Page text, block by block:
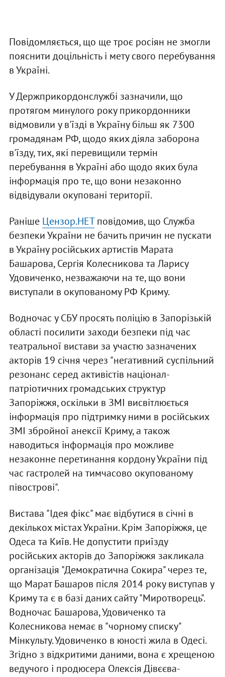
Повідомляється, що ще троє росіян не змогли
пояснити доцільність і мету свого перебування
в Україні.
У Держприкордонслужбі зазначили, що
протягом минулого року прикордонники
відмовили у в'їзді в Україну більш як 7300
громадянам РФ, щодо яких діяла заборона
в'їзду, тих, які перевищили термін
перебування в Україні або щодо яких була
інформація про те, що вони незаконно
відвідували окуповані території.
Раніше Цензор.НЕТповідомив, що Служба
безпеки України не бачить причин не пускати
в Україну російських артистів Марата
Башарова, Сергія Колесникова та Ларису
Удовиченко, незважаючи на те, що вони
виступали в окупованому РФ Криму.
Водночас у СБУ просять поліцію в Запорізькій
області посилити заходи безпеки під час
театральної вистави за участю зазначених
акторів 19 січня через "негативний суспільний
резонанс серед активістів націонал-
патріотичних громадських структур
Запоріжжя, оскільки в ЗМІ висвітлюється
інформація про підтримку ними в російських
ЗМІ збройної анексії Криму, а також
наводиться інформація про можливе
незаконне перетинання кордону України під
час гастролей на тимчасово окупованому
півострові".
Вистава "Ідея фікс" має відбутися в січні в
декількох містах України. Крім Запоріжжя, це
Одеса та Київ. Не допустити приїзду
російських акторів до Запоріжжя закликала
організація "Демократична Сокира" через те,
що Марат Башаров після 2014 року виступав у
Криму та є в базі даних сайту "Миротворець".
Водночас Башарова, Удовиченко та
Колесникова немає в "чорному списку"
Мінкульту. Удовиченко в юності жила в Одесі.
Згідно з відкритими даними, вона є хрещеною
ведучого і продюсера Олексія Дівєєва-